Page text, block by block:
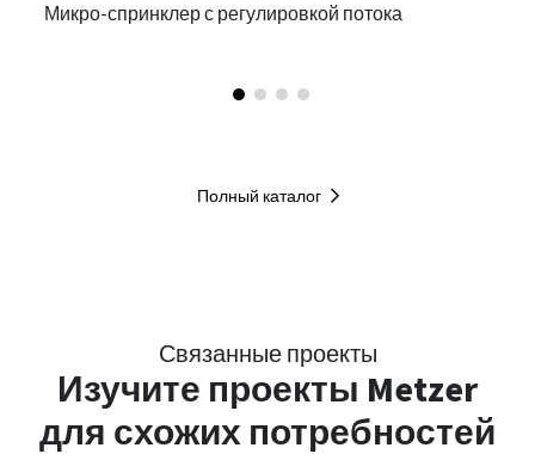
Микро-спринклер с регулировкой потока
Полный каталог
Связанные проекты
Изучите проекты Metzer
для схожих потребностей